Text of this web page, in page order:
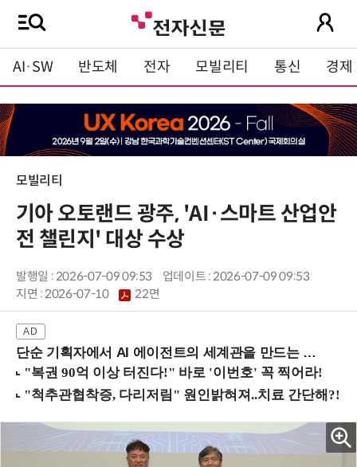
AI·SW 반도체 전자 모빌리티 통신 경제
모빌리티
기아 오토랜드 광주, 'AI·스마트 산업안
전 챌린지' 대상 수상
발행일 : 2026-07-09 09:53
업데이트 : 2026-07-09 09:53
지면 :2026-07-10 22면
단순 기획자에서 AI 에이전트의 세계관을 만드는 지식 설계자로.. (8/20 강남역)